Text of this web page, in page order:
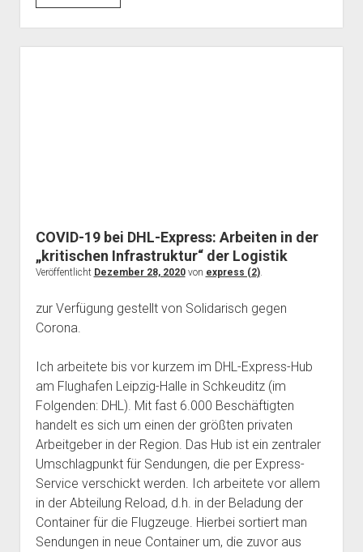
#7:
Der
Chef
COVID-19 bei DHL-Express: Arbeiten in der
„kritischen Infrastruktur“ der Logistik
Veröffentlicht Dezember 28, 2020von express (2).
zur Verfügung gestellt von Solidarisch gegen
Corona.
Ich arbeitete bis vor kurzem im DHL-Express-Hub
am Flughafen Leipzig-Halle in Schkeuditz (im
Folgenden: DHL). Mit fast 6.000 Beschäftigten
handelt es sich um einen der größten privaten
Arbeitgeber in der Region. Das Hub ist ein zentraler
Umschlagpunkt für Sendungen, die per Express-
Service verschickt werden. Ich arbeitete vor allem
in der Abteilung Reload, d.h. in der Beladung der
Container für die Flugzeuge. Hierbei sortiert man
Sendungen in neue Container um, die zuvor aus